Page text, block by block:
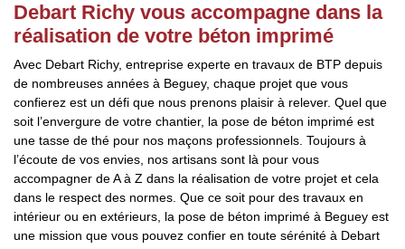
Debart Richy vous accompagne dans la
réalisation de votre béton imprimé
Avec Debart Richy, entreprise experte en travaux de BTP depuis
de nombreuses années à Beguey, chaque projet que vous
confierez est un défi que nous prenons plaisir à relever. Quel que
soit l’envergure de votre chantier, la pose de béton imprimé est
une tasse de thé pour nos maçons professionnels. Toujours à
l’écoute de vos envies, nos artisans sont là pour vous
accompagner de A à Z dans la réalisation de votre projet et cela
dans le respect des normes. Que ce soit pour des travaux en
intérieur ou en extérieurs, la pose de béton imprimé à Beguey est
une mission que vous pouvez confier en toute sérénité à Debart